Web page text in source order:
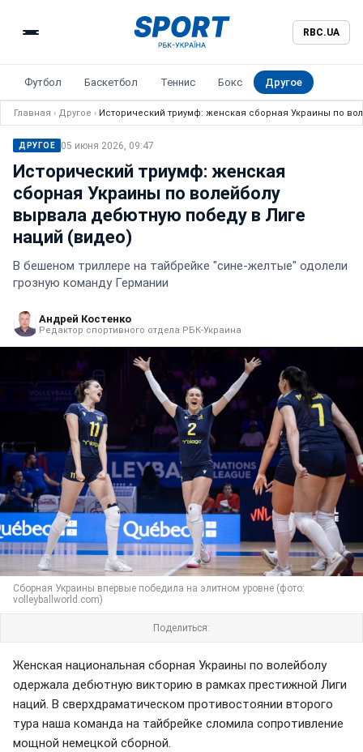
RBC.UA
Футбол Баскетбол Теннис Бокс Другое
Главная › Другое › Исторический триумф: женская сборная Украины по
ДРУГОЕ 05 июня 2026, 09:47
Исторический триумф: женская
сборная Украины по волейболу
вырвала дебютную победу в Лиге
наций (видео)
В бешеном триллере на тайбрейке "сине-желтые" одолели
грозную команду Германии
Андрей Костенко
Редактор спортивного отдела РБК-Украина
Сборная Украины впервые победила на элитном уровне (фото:
volleyballworld.com)
Поделиться:
Женская национальная сборная Украины по волейболу
одержала дебютную викторию в рамках престижной Лиги
наций. В сверхдраматическом противостоянии второго
тура наша команда на тайбрейке сломила сопротивление
мощной немецкой сборной.